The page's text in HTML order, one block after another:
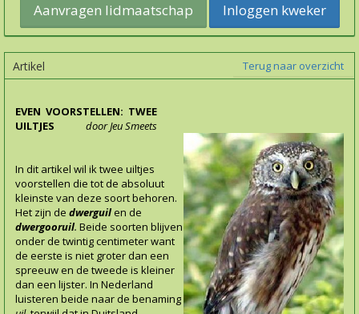
Inloggen kweker
Terug naar overzicht
Artikel
EVEN VOORSTELLEN: TWEE
UILTJES door Jeu Smeets
In dit artikel wil ik twee uiltjes
voorstellen die tot de absoluut
kleinste van deze soort behoren.
Het zijn de dwerguilen de
dwergooruil. Beide soorten blijven
onder de twintig centimeter want
de eerste is niet groter dan een
spreeuw en de tweede is kleiner
dan een lijster. In Nederland
luisteren beide naar de benaming